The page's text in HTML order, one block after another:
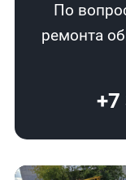
По
ремонта
+7